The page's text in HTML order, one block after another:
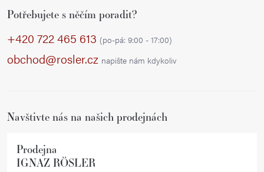
Potřebujete s něčím poradit?
+420 722 465 613 (po-pá: 9:00 - 17:00)
obchod@rosler.cz napište nám kdykoliv
Navštivte nás na našich prodejnách
Prodejna
IGNAZ RÖSLER